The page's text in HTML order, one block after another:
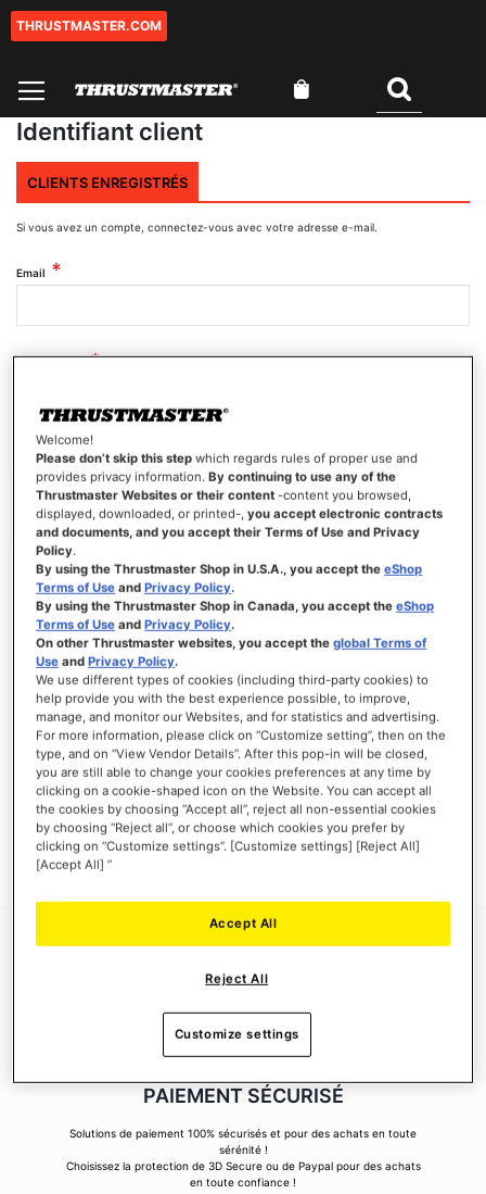
Aller
THRUSTMASTER.COM
Identifiant client
CLIENTS ENREGISTRÉS
Si vous avez un compte, connectez-vous avec votre adresse e-mail.
Email
Afficher le mot de passe
SE CONNECTER
Mot de passe oublié ?
NOUVEAUX CLIENTS
Créer un compte a de nombreux avantages : commander plus rapidement, enregistrer
plusieurs adresses, suivre vos commandes et plus encore.
CRÉER UN COMPTE
PAIEMENT SÉCURISÉ
Solutions de paiement 100% sécurisés et pour des achats en toute
sérénité !
Choisissez la protection de 3D Secure ou de Paypal pour des achats
en toute confiance !
Welcome!
Please don’t skip this step which regards rules of proper use and
provides privacy information.By continuing to use any of the
Thrustmaster Websites or their content -content you browsed,
displayed, downloaded, or printed-,you accept electronic contracts
and documents, and you accept their Terms of Use and Privacy
Policy.
By using the Thrustmaster Shop in U.S.A., you accept theeShop
Terms of Use andPrivacy Policy.
By using the Thrustmaster Shop in Canada, you accept theeShop
Terms of Use andPrivacy Policy.
On other Thrustmaster websites, you accept theglobal Terms of
Use andPrivacy Policy.
We use different types of cookies (including third-party cookies) to
help provide you with the best experience possible, to improve,
manage, and monitor our Websites, and for statistics and advertising.
For more information, please click on “Customize setting”, then on the
type, and on “View Vendor Details”. After this pop-in will be closed,
you are still able to change your cookies preferences at any time by
clicking on a cookie-shaped icon on the Website. You can accept all
the cookies by choosing “Accept all”, reject all non-essential cookies
by choosing “Reject all”, or choose which cookies you prefer by
clicking on “Customize settings”. [Customize settings] [Reject All]
[Accept All] ”
Reject All
Accept All
Customize settings